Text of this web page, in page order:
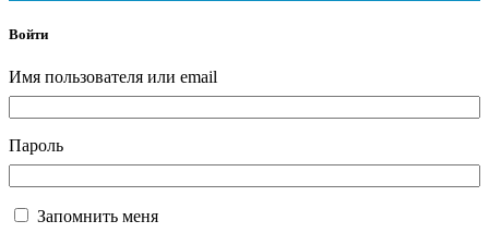
Войти
Имя пользователя или email
Пароль
Запомнить меня